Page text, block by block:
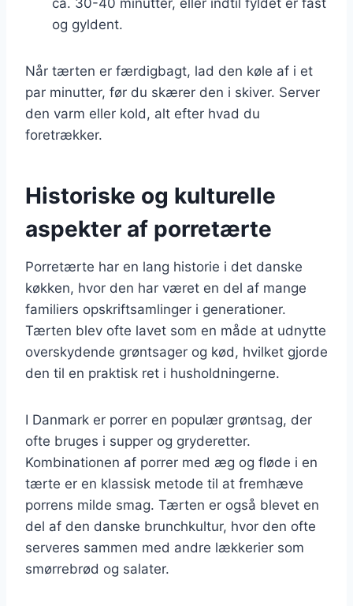
og gyldent.
Når tærten er færdigbagt, lad den køle af i et
par minutter, før du skærer den i skiver. Server
den varm eller kold, alt efter hvad du
foretrækker.
Historiske og kulturelle
aspekter af porretærte
Porretærte har en lang historie i det danske
køkken, hvor den har været en del af mange
familiers opskriftsamlinger i generationer.
Tærten blev ofte lavet som en måde at udnytte
overskydende grøntsager og kød, hvilket gjorde
den til en praktisk ret i husholdningerne.
I Danmark er porrer en populær grøntsag, der
ofte bruges i supper og gryderetter.
Kombinationen af porrer med æg og fløde i en
tærte er en klassisk metode til at fremhæve
porrens milde smag. Tærten er også blevet en
del af den danske brunchkultur, hvor den ofte
serveres sammen med andre lækkerier som
smørrebrød og salater.